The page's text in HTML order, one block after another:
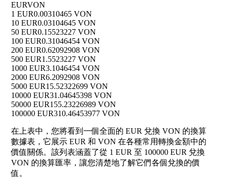
EURVON
1 EUR0.00310465 VON
10 EUR0.03104645 VON
50 EUR0.15523227 VON
100 EUR0.31046454 VON
200 EUR0.62092908 VON
500 EUR1.5523227 VON
1000 EUR3.1046454 VON
2000 EUR6.2092908 VON
5000 EUR15.52322699 VON
10000 EUR31.04645398 VON
50000 EUR155.23226989 VON
100000 EUR310.46453977 VON
在上表中，您將看到一個全面的 EUR 兌換 VON 的換算
數據表，它展示 EUR 和 VON 在各種常用轉換金額中的
價值關係。該列表涵蓋了從 1 EUR 至 100000 EUR 兌換
VON 的換算匯率，讓您清楚地了解它們各個兌換的價
值。